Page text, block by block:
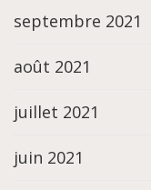
septembre 2021
août 2021
juillet 2021
juin 2021